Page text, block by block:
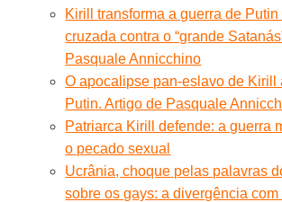
Kirill transforma a guerra de Putin
cruzada contra o “grande
Pasquale Annicchino
O apocalipse pan-eslavo de Kirill
Putin. Artigo de Pasquale
Patriarca Kirill defende: a guerra
o pecado sexual
Ucrânia, choque pelas palavras
sobre os gays: a divergência